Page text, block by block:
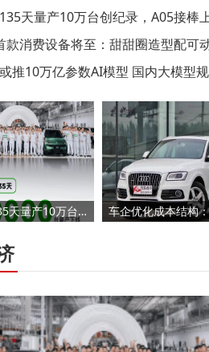
天量产10万台创纪录，A05接棒
款消费设备将至：甜甜圈造型配可
300美元
推10万亿参数AI模型 国内大模型
零跑A10 135天量产10万台创纪录，A05接棒上市助力品牌再提速